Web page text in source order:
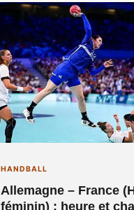
HANDBALL
Allemagne – France
féminin) : heure et